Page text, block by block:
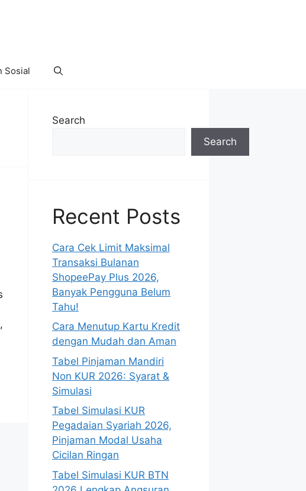
Sosial
Search
Search
Recent Posts
Cara Cek Limit Maksimal
Transaksi Bulanan
ShopeePay Plus 2026,
Banyak Pengguna Belum
Tahu!
Cara Menutup Kartu Kredit
dengan Mudah dan Aman
Tabel Pinjaman Mandiri
Non KUR 2026: Syarat &
Simulasi
Tabel Simulasi KUR
Pegadaian Syariah 2026,
Pinjaman Modal Usaha
Cicilan Ringan
Tabel Simulasi KUR BTN